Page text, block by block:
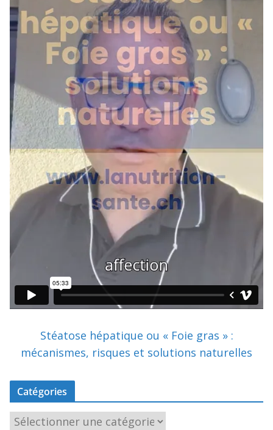
Stéatose hépatique ou « Foie gras » :
mécanismes, risques et solutions naturelles
Catégories
C